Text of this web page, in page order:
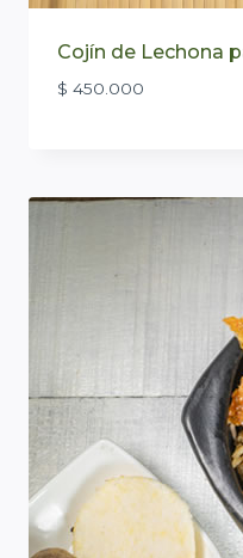
Cojín de Lechona
$ 450.000